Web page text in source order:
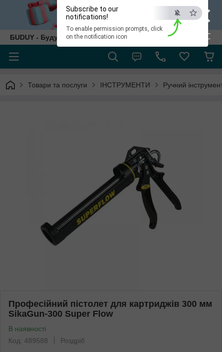
×
ESC
Subscribe to our
notifications!
To enable permission prompts, click
on the notification icon
БUDUY - Будуй як собі!
Товари та послуги ІНСТРУМЕНТИ Ручний
Професійний пістолет для картриджів 300 мм
SikaGun-300 Super Flow
В наявності
Код: 489588
Роздріб